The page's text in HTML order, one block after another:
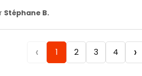
Stéphane B.
‹ 1 2 3 4 ›